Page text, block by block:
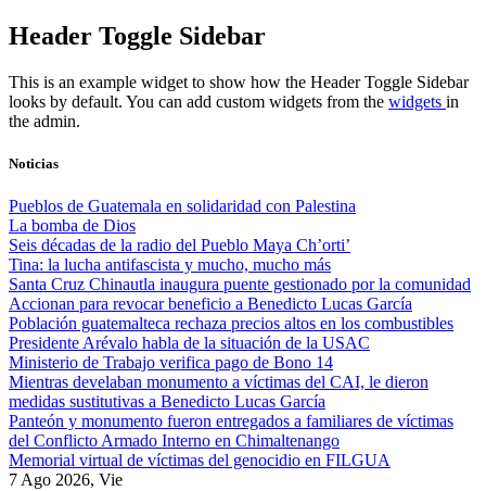
Skip
to
Header Toggle Sidebar
This is an example widget to show how the Header Toggle Sidebar
looks by default. You can add custom widgets from the widgets in
the admin.
Noticias
Pueblos de Guatemala en solidaridad con Palestina
La bomba de Dios
Seis décadas de la radio del Pueblo Maya Ch’orti’
Tina: la lucha antifascista y mucho, mucho más
Santa Cruz Chinautla inaugura puente gestionado por la comunidad
Accionan para revocar beneficio a Benedicto Lucas García
Población guatemalteca rechaza precios altos en los combustibles
Presidente Arévalo habla de la situación de la USAC
Ministerio de Trabajo verifica pago de Bono 14
Mientras develaban monumento a víctimas del CAI, le dieron
medidas sustitutivas a Benedicto Lucas García
Panteón y monumento fueron entregados a familiares de víctimas
del Conflicto Armado Interno en Chimaltenango
Memorial virtual de víctimas del genocidio en FILGUA
7 Ago 2026, Vie